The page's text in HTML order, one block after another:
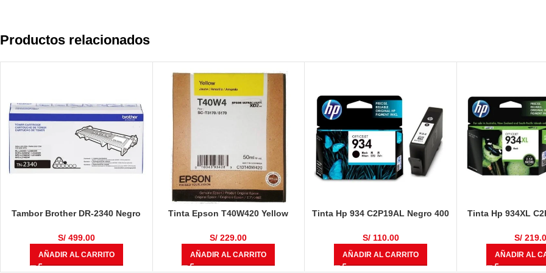
Productos relacionados
Tambor Brother DR-2340 Negro
S/499.00
AÑADIR AL CARRITO
Tinta Epson T40W420 Yellow
S/ 229.00
AÑADIR AL CARRITO
Tinta Hp 934 C2P19AL Negro 400
S/110.00
AÑADIR AL CARRITO
Tinta Hp 934XL
S/
AÑADIR AL